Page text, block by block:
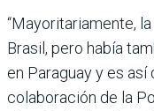
“Mayoritariamente,
Brasil, pero había
en Paraguay y es
colaboración de la